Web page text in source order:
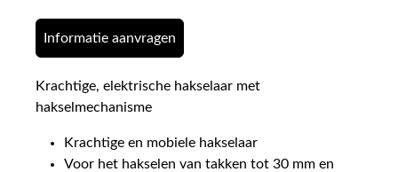
Informatie aanvragen
Krachtige, elektrische hakselaar met
hakselmechanisme
Krachtige en mobiele hakselaar
Voor het hakselen van takken tot 30 mm en